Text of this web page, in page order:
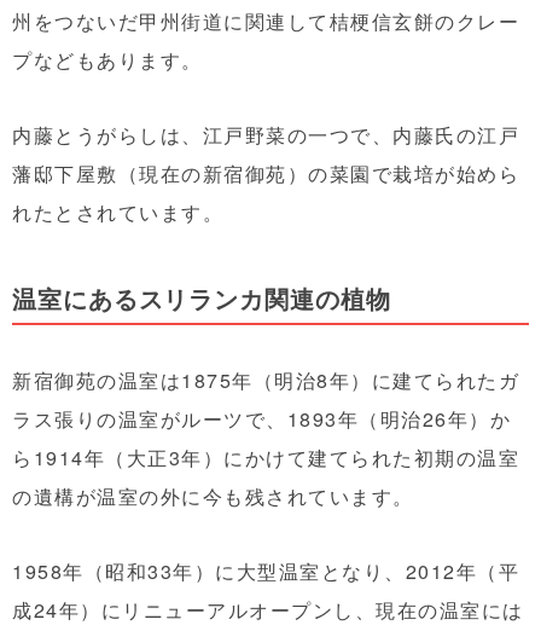
州をつないだ甲州街道に関連して桔梗信玄餅のクレー
プなどもあります。
内藤とうがらしは、江戸野菜の一つで、内藤氏の江戸
藩邸下屋敷（現在の新宿御苑）の菜園で栽培が始めら
れたとされています。
温室にあるスリランカ関連の植物
新宿御苑の温室は1875年（明治8年）に建てられたガ
ラス張りの温室がルーツで、1893年（明治26年）か
ら1914年（大正3年）にかけて建てられた初期の温室
の遺構が温室の外に今も残されています。
1958年（昭和33年）に大型温室となり、2012年（平
成24年）にリニューアルオープンし、現在の温室には